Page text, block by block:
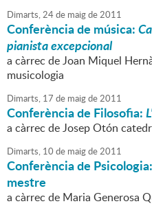
Dimarts,24de maigde2011
Conferència de música:
pianista excepcional
a càrrec de Joan Miquel
musicologia
Dimarts, 17 de maigde2011
Conferència de Filosofia:
a càrrec de Josep Otón
Dimarts, 10 de maigde2011
Conferència de
mestre
a càrrec de Maria Generosa